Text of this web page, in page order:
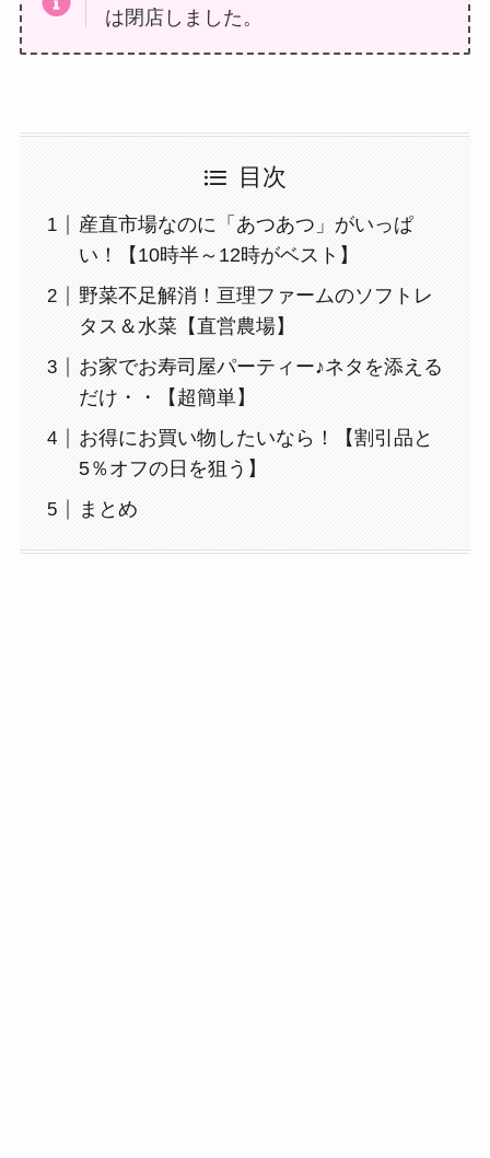
は閉店しました。
目次
産直市場なのに「あつあつ」がいっぱ
い！【10時半～12時がベスト】
野菜不足解消！亘理ファームのソフトレ
タス＆水菜【直営農場】
お家でお寿司屋パーティー♪ネタを添える
だけ・・【超簡単】
お得にお買い物したいなら！【割引品と
5％オフの日を狙う】
まとめ